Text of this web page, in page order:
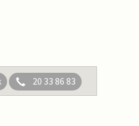
20 33 86 83